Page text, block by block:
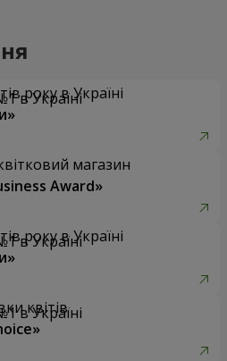
року в Україні
магазин
Award»
року в Україні
квітів